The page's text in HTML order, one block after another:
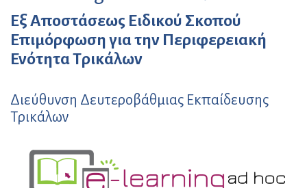
Εξ Αποστάσεως Ειδικού Σκοπού
Επιμόρφωση για την Περιφερειακή
Ενότητα Τρικάλων
Διεύθυνση Δευτεροβάθμιας Εκπαίδευσης
Τρικάλων